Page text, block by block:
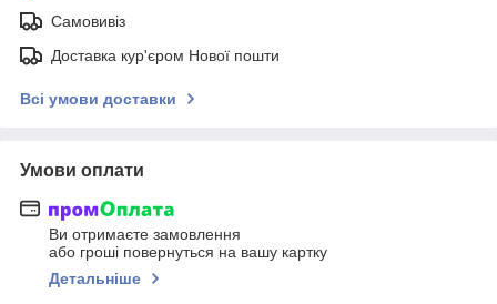
Самовивіз
Доставка кур'єром Нової пошти
Всі умови доставки
Умови оплати
Ви отримаєте замовлення
або гроші повернуться на вашу картку
Детальніше